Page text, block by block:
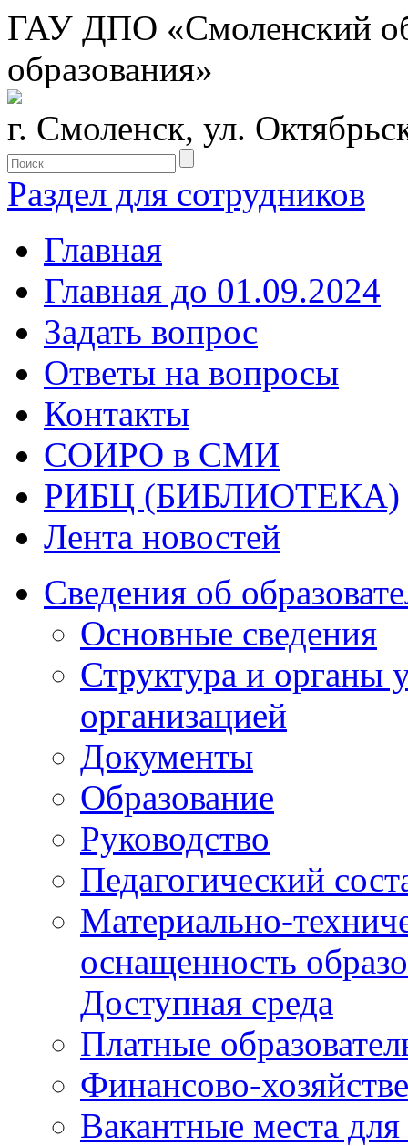
ГАУ ДПО «Смоленский
образования»
г. Смоленск, ул.
Раздел для сотрудников
Главная
Главная до 01.09.2024
Задать вопрос
Ответы на вопросы
Контакты
СОИРО в СМИ
РИБЦ (БИБЛИОТЕКА)
Лента новостей
Сведения об
Основные сведения
Структура и органы
организацией
Документы
Образование
Руководство
Педагогический
Материально-
оснащенность
Доступная среда
Платные
Финансово-
Вакантные места